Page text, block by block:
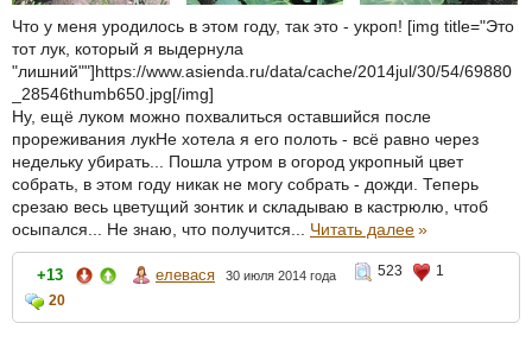
Что у меня уродилось в этом году, так это - укроп! [img title="Это
тот лук, который я выдернула
"лишний""]https://www.asienda.ru/data/cache/2014jul/30/54/69880
_28546thumb650.jpg[/img]
Ну, ещё луком можно похвалиться оставшийся после
прореживания лукНе хотела я его полоть - всё равно через
недельку убирать... Пошла утром в огород укропный цвет
собрать, в этом году никак не могу собрать - дожди. Теперь
срезаю весь цветущий зонтик и складываю в кастрюлю, чтоб
осыпался... Не знаю, что получится... Читать далее»
+13 елевася 30 июля 2014 года 523
1
20